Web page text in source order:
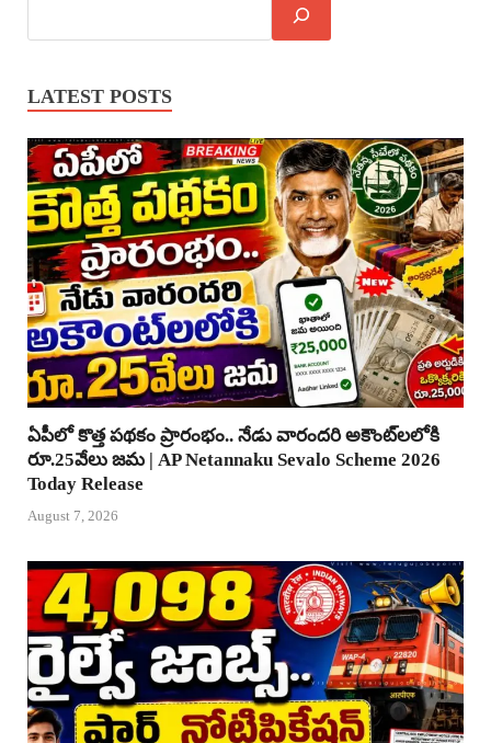
LATEST POSTS
ఏపీలో కొత్త పథకం ప్రారంభం.. నేడు వారందరి అకౌంట్‌లలోకి
రూ.25వేలు జమ | AP Netannaku Sevalo Scheme 2026
Today Release
August 7, 2026